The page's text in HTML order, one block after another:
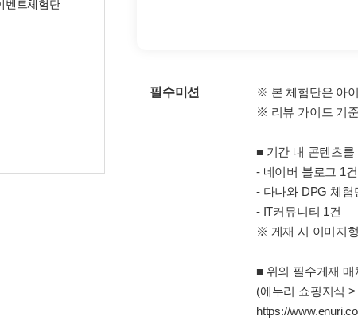
필수미션
※ 본 체험단은 아
※ 리뷰 가이드 기
■ 기간 내 콘텐츠
- 네이버 블로그 1건
- 다나와 DPG 체험
- IT커뮤니티 1건
※ 게재 시 이미지
■ 위의 필수게재
(에누리 쇼핑지식
https://